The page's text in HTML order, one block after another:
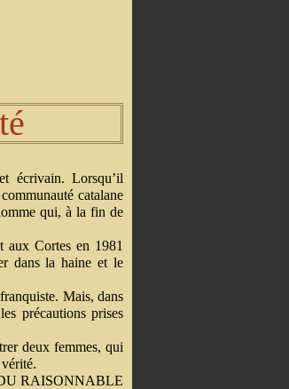
écrivain. Lorsqu’il
catalane
qui, à la fin de
aux Cortes en 1981
dans la haine et le
Mais, dans
précautions prises
deux femmes, qui
RAISONNABLE